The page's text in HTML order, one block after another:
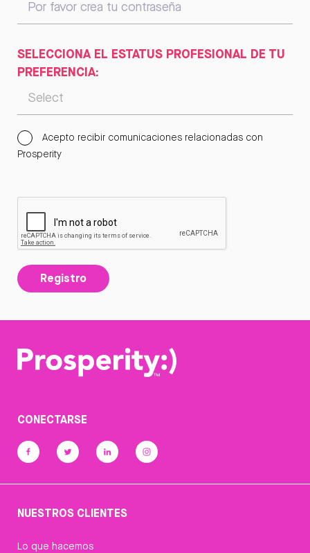
SELECCIONA EL ESTATUS PROFESIONAL DE TU
PREFERENCIA:
Acepto recibir comunicaciones relacionadas con
Prosperity
Registro
CONECTARSE
NUESTROS CLIENTES
Lo que hacemos